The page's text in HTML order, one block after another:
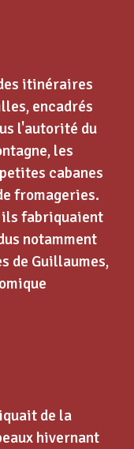
itinéraires
encadrés
l'autorité du
les
cabanes
fromageries.
ils fabriquaient
notamment
de Guillaumes,
de la
hivernant